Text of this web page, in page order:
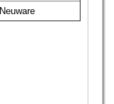
Neuware